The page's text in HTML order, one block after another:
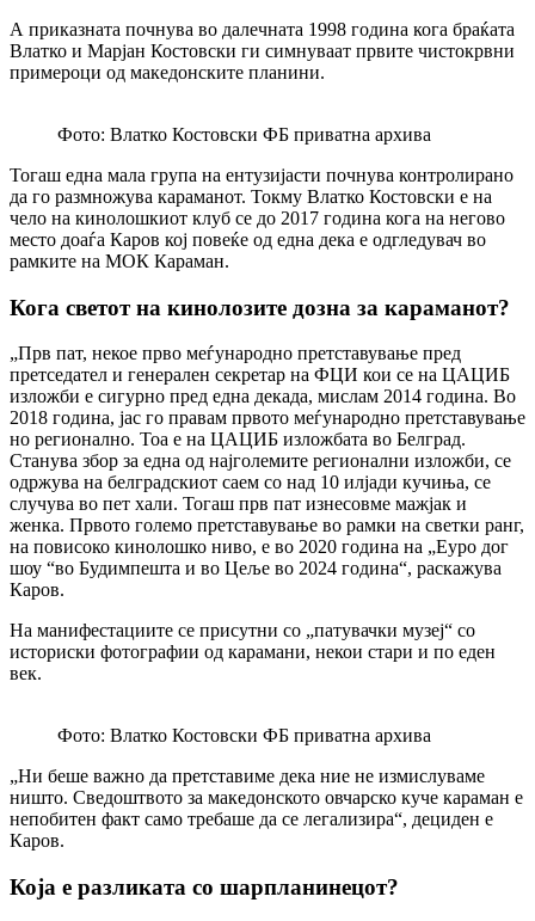
А приказната почнува во далечната 1998 година кога браќата
Влатко и Марјан Костовски ги симнуваат првите чистокрвни
примероци од македонските планини.
Фото: Влатко Костовски ФБ приватна архива
Тогаш една мала група на ентузијасти почнува контролирано
да го размножува караманот. Токму Влатко Костовски е на
чело на кинолошкиот клуб се до 2017 година кога на негово
место доаѓа Каров кој повеќе од една дека е одгледувач во
рамките на МОК Караман.
Кога светот на кинолозите дозна за караманот?
„Прв пат, некое прво меѓународно претставување пред
претседател и генерален секретар на ФЦИ кои се на ЦАЦИБ
изложби е сигурно пред една декада, мислам 2014 година. Во
2018 година, јас го правам првото меѓународно претставување
но регионално. Тоа е на ЦАЦИБ изложбата во Белград.
Станува збор за една од најголемите регионални изложби, се
одржува на белградскиот саем со над 10 илјади кучиња, се
случува во пет хали. Тогаш прв пат изнесовме мажјак и
женка. Првото големо претставување во рамки на светки ранг,
на повисоко кинолошко ниво, е во 2020 година на „Еуро дог
шоу “во Будимпешта и во Цеље во 2024 година“, раскажува
Каров.
На манифестациите се присутни со „патувачки музеј“ со
историски фотографии од карамани, некои стари и по еден
век.
Фото: Влатко Костовски ФБ приватна архива
„Ни беше важно да претставиме дека ние не измислуваме
ништо. Сведоштвото за македонското овчарско куче караман е
непобитен факт само требаше да се легализира“, дециден е
Каров.
Која е разликата со шарпланинецот?